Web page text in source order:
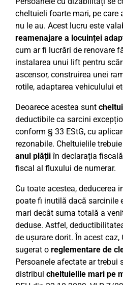
cheltuieli foarte mari, pe care
nu le au. Acest lucru este
reamenajare a locuinței
cum ar fi lucrări de renovare
instalarea unui lift pentru
ascensor, construirea unei
rotile, adaptarea vehiculului
Deoarece acestea sunt
deductibile ca sarcini
conform § 33 EStG, cu
rezonabile. Cheltuielile
anul plățiiîn declarația
fiscal al fluxului de numerar.
Cu toate acestea, deducerea
poate fi inutilă dacă sarcinile
mari decât suma totală a
deduse. Astfel,
de ușurare dorit. În acest caz,
sugerat o reglementare de
Persoanele afectate ar trebui
distribui cheltuielile mari pe